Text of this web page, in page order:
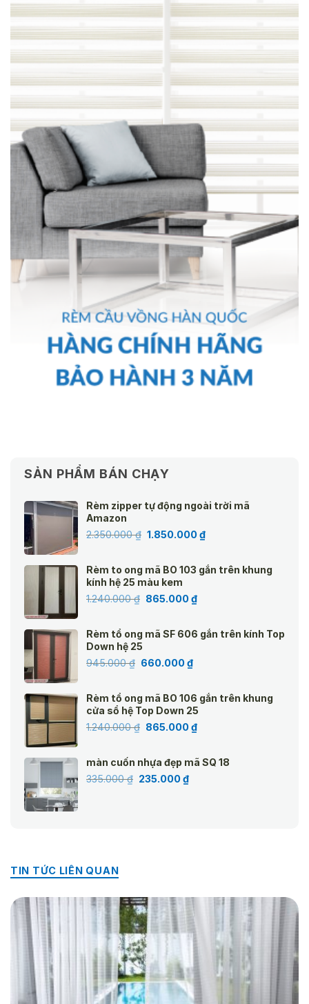
SẢN PHẨM BÁN CHẠY
Rèm zipper tự động ngoài trời mã
Amazon
2.350.000₫ Giá
2.350.000 ₫.
1.850.000₫Giá
là:
Rèm to ong mã BO 103 gắn trên khung
kính hệ 25 màu kem
1.240.000₫ Giá
1.240.000 ₫.
865.000₫Giá
là:
Rèm tổ ong mã SF 606 gắn trên kính Top
Down hệ 25
945.000₫ Giá
945.000 ₫.
660.000₫Giá
là:
660.000 ₫.
Rèm tổ ong mã BO 106 gắn trên khung
cửa sổ hệ Top Down 25
1.240.000₫ Giá
1.240.000 ₫.
865.000₫Giá
là:
màn cuốn nhựa đẹp mã SQ 18
335.000₫ Giá
235.000₫Giá
TIN TỨC LIÊN QUAN